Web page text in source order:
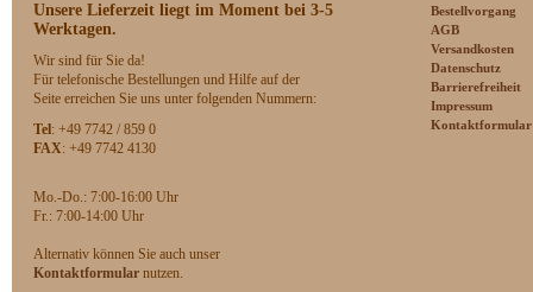
Unsere Lieferzeit liegt im Moment bei 3-5
Werktagen.
Wir sind für Sie da!
Für telefonische Bestellungen und Hilfe auf der
Seite erreichen Sie uns unter folgenden Nummern:
Tel: +49 7742 / 859 0
FAX: +49 7742 4130
Mo.-Do.: 7:00-16:00 Uhr
Fr.: 7:00-14:00 Uhr
Alternativ können Sie auch unser
Kontaktformular nutzen.
Bestellvorgang
AGB
Versandkosten
Datenschutz
Barrierefreiheit
Impressum
Kontaktformular